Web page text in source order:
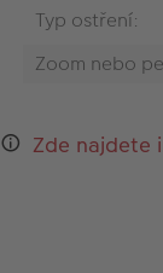
Typ ostření:
Zoom nebo
Zde najdete